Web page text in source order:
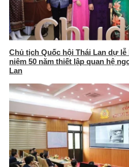
Chủ tịch Quốc hội Thái Lan dự lễ
niệm 50 năm thiết lập quan hệ
Lan